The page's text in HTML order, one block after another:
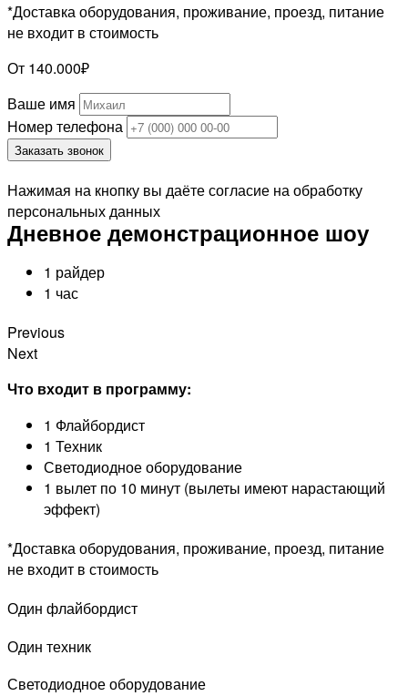
*Доставка оборудования, проживание, проезд, питание
не входит в стоимость
От 140.000₽
Ваше имя
Номер телефона
Заказать звонок
Нажимая на кнопку вы даёте согласие на обработку
персональных данных
Дневное демонстрационное шоу
1 райдер
1 час
Previous
Next
Что входит в программу:
1 Флайбордист
1 Техник
Светодиодное оборудование
1 вылет по 10 минут (вылеты имеют нарастающий
эффект)
*Доставка оборудования, проживание, проезд, питание
не входит в стоимость
Один флайбордист
Один техник
Светодиодное оборудование